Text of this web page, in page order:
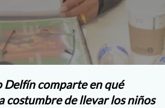
Delfín comparte en qué
costumbre de llevar los niños